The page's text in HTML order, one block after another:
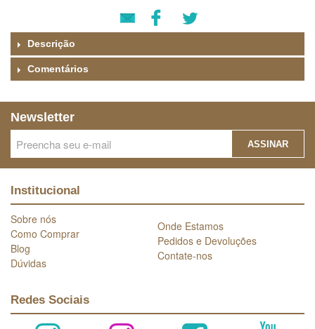
Descrição
Comentários
Newsletter
ASSINAR
Institucional
Sobre nós
Como Comprar
Blog
Dúvidas
Onde Estamos
Pedidos e Devoluções
Contate-nos
Redes Sociais